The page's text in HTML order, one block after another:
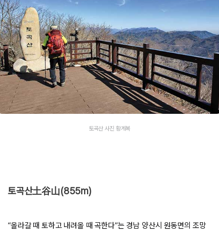
토곡산 사진 황계복
토곡산土谷山(855m)
“올라갈 때 토하고 내려올 때 곡한다”는 경남 양산시 원동면의 조망